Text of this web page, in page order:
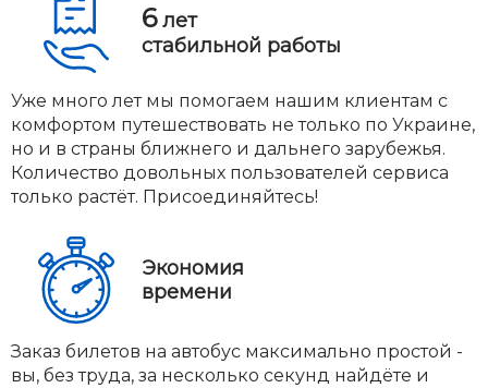
6лет
стабильной работы
Уже много лет мы помогаем нашим клиентам с
комфортом путешествовать не только по Украине,
но и в страны ближнего и дальнего зарубежья.
Количество довольных пользователей сервиса
только растёт. Присоединяйтесь!
Экономия
времени
Заказ билетов на автобус максимально простой -
вы, без труда, за несколько секунд найдёте и